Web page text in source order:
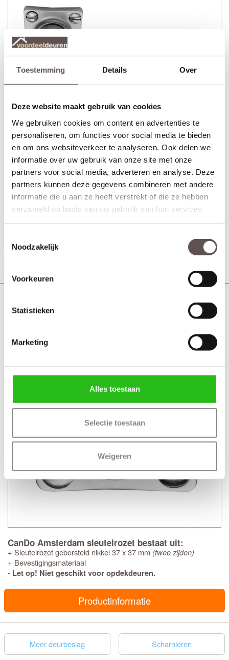
Toestemming Details Over
Deze website maakt gebruik van cookies
We gebruiken cookies om content en advertenties te
personaliseren, om functies voor social media te bieden
en om ons websiteverkeer te analyseren. Ook delen we
informatie over uw gebruik van onze site met onze
partners voor social media, adverteren en analyse. Deze
partners kunnen deze gegevens combineren met andere
informatie die u aan ze heeft verstrekt of die ze hebben
verzameld op basis van uw gebruik van hun services.
Noodzakelijk
Voorkeuren
Statistieken
Marketing
Alles toestaan
Selectie toestaan
Weigeren
CanDo Amsterdam deurkruk bestaat uit:
+ Deurkruk geborsteld nikkel met veer (twee zijden)
+ Deurkrukrozet geborsteld nikkel 37 x 37 mm (twee zijden)
+ Bevestigingsmateriaal bestaande uit schroeven, inbusbout en
inbussleutel
CanDo Amsterdam sleutelrozet bestaat uit:
+ Sleutelrozet geborsteld nikkel 37 x 37 mm (twee zijden)
+ Bevestigingsmateriaal
- Let op! Niet geschikt voor opdekdeuren.
Productinformatie
Meer deurbeslag Scharnieren